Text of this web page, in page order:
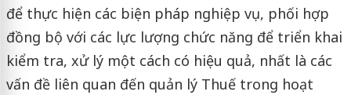
để thực hiện các biện pháp nghiệp vụ, phối hợp
đồng bộ với các lực lượng chức năng để triển khai
kiểm tra, xử lý một cách có hiệu quả, nhất là các
vấn đề liên quan đến quản lý Thuế trong hoạt